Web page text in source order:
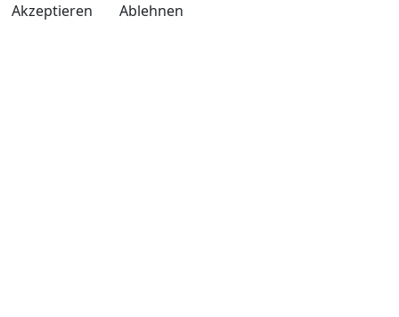
Akzeptieren Ablehnen